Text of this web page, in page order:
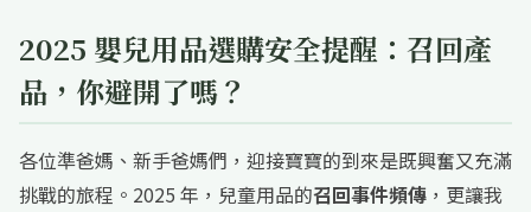
2025 嬰兒用品選購安全提醒：召回產
品，你避開了嗎？
各位準爸媽、新手爸媽們，迎接寶寶的到來是既興奮又充滿
挑戰的旅程。2025 年，兒童用品的召回事件頻傳 ，更讓我